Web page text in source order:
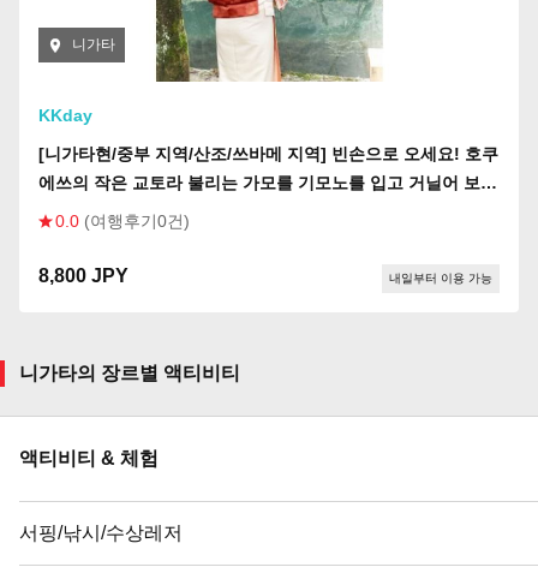
니가타
KKday
[니가타현/중부 지역/산조/쓰바메 지역] 빈손으로 오세요! 호쿠
에쓰의 작은 교토라 불리는 가모를 기모노를 입고 거닐어 보세
요. 기모노 워킹 체험 - 커플, 혼자 여행객, 가족, 학생 모두 환
0.0 (여행후기0건)
8,800 JPY 내일부터 이용 가능
니가타의 장르별 액티비티
액티비티 & 체험
서핑/낚시/수상레저